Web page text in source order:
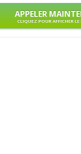
APPELER
CLIQUEZ POUR AFFICHER